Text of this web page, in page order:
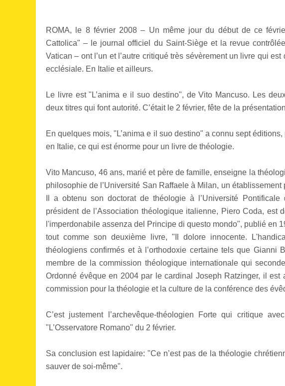
ROMA, le 8 février 2008 – Un même jour du début de ce
Cattolica" – le journal officiel du Saint-Siège et la revue
Vatican – ont l’un et l’autre critiqué très sévèrement un livre qui
ecclésiale. En Italie et ailleurs.
Le livre est "L’anima e il suo destino", de Vito Mancuso. Les
deux titres qui font autorité. C’était le 2 février, fête de la
En quelques mois, "L’anima e il suo destino" a connu sept
en Italie, ce qui est énorme pour un livre de théologie.
Vito Mancuso, 46 ans, marié et père de famille, enseigne la
philosophie de l’Université San Raffaele à Milan, un
Il a obtenu son doctorat de théologie à l’Université
président de l’Association théologique italienne, Piero Coda, est
l'imperdonabile assenza del Principe di questo mondo", publié en
tout comme son deuxième livre, "Il dolore innocente.
théologiens confirmés et à l’orthodoxie certaine tels que Gianni
membre de la commission théologique internationale qui
Ordonné évêque en 2004 par le cardinal Joseph Ratzinger, il
commission pour la théologie et la culture de la conférence des
C’est justement l’archevêque-théologien Forte qui critique
"L’Osservatore Romano" du 2 février.
Sa conclusion est lapidaire: "Ce n’est pas de la théologie
sauver de soi-même".